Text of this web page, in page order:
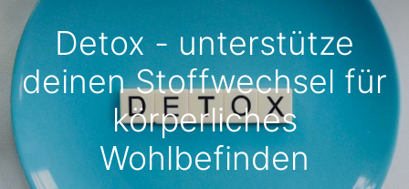
Detox - unterstütze
deinen Stoffwechsel für
körperliches
Wohlbefinden